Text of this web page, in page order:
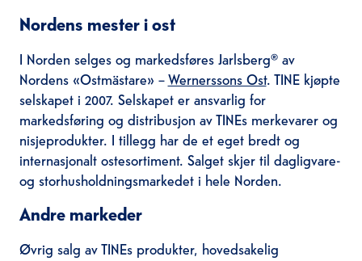
Nordens mester i ost
I Norden selges og markedsføres Jarlsberg® av
Nordens «Ostmästare» –Wernerssons Ost. TINE kjøpte
selskapet i 2007. Selskapet er ansvarlig for
markedsføring og distribusjon av TINEs merkevarer og
nisjeprodukter. I tillegg har de et eget bredt og
internasjonalt ostesortiment. Salget skjer til dagligvare-
og storhusholdningsmarkedet i hele Norden.
Andre markeder
Øvrig salg av TINEs produkter, hovedsakelig